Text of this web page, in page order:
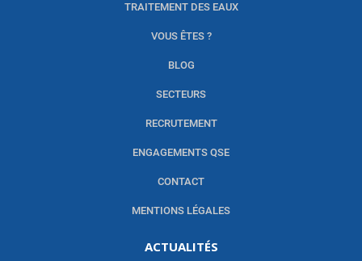
TRAITEMENT DES EAUX
VOUS ÊTES ?
BLOG
SECTEURS
RECRUTEMENT
ENGAGEMENTS QSE
CONTACT
MENTIONS LÉGALES
ACTUALITÉS